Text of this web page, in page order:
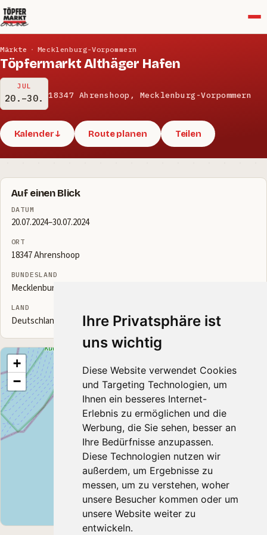
Ihre Privatsphäre ist
uns wichtig
Diese Website verwendet Cookies
und Targeting Technologien, um
Ihnen ein besseres Internet-
Erlebnis zu ermöglichen und die
Werbung, die Sie sehen, besser an
Ihre Bedürfnisse anzupassen.
Diese Technologien nutzen wir
außerdem, um Ergebnisse zu
messen, um zu verstehen, woher
unsere Besucher kommen oder um
unsere Website weiter zu
entwickeln.
Märkte · Mecklenburg-Vorpommern
Töpfermarkt Althäger Hafen
JUL
20.–30. 18347 Ahrenshoop, Mecklenburg-Vorpommern
Kalender ↓ Route planen Teilen
Auf einen Blick
DATUM
20.07.2024–30.07.2024
ORT
18347 Ahrenshoop
BUNDESLAND
Mecklenburg-Vorpommern
LAND
Deutschland
+
−
Leaflet |© OpenStreetMap contributors